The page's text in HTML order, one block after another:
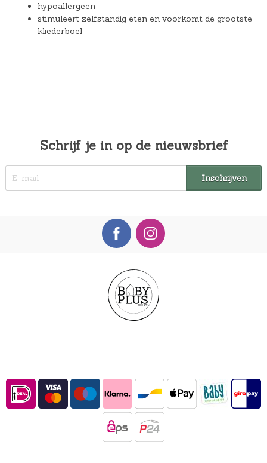
hypoallergeen
stimuleert zelfstandig eten en voorkomt de grootste
kliederboel
Schrijf je in op de nieuwsbrief